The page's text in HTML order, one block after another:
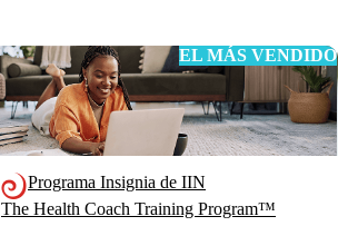
EL MÁS VENDIDO
Programa Insignia de IIN
The Health Coach Training Program™